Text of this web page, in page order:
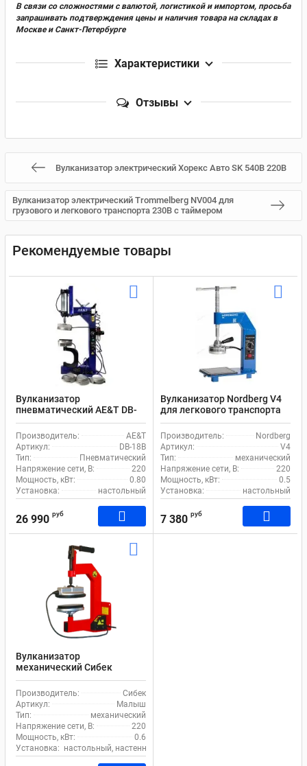
В связи со сложностями с валютой, логистикой и импортом, просьба
запрашивать подтверждения цены и наличия товара на складах в
Москве и Санкт-Петербурге
Характеристики
Отзывы
Вулканизатор электрический Хорекс Авто SK 540B 220В
Вулканизатор электрический Trommelberg NV004 для
грузового и легкового транспорта 230В с таймером
Рекомендуемые товары
Вулканизатор
пневматический AE&T DB-
18B 220В
Производитель:
AE&T
Артикул:
DB-18B
Тип:
Пневматический
Напряжение сети, В:
220
Мощность, кВт:
0.80
Установка:
настольный
26 990 руб
Вулканизатор Nordberg V4
для легкового транспорта
220В
Производитель:
Nordberg
Артикул:
V4
Тип:
механический
Напряжение сети, В:
220
Мощность, кВт:
0.5
Установка:
настольный
7 380 руб
Вулканизатор
механический Сибек
Малыш для грузового и
легкового транспорта 220В
Производитель:
Сибек
Артикул:
Малыш
Тип:
механический
Напряжение сети, В:
220
Мощность, кВт:
0.6
Установка: настольный, настенный